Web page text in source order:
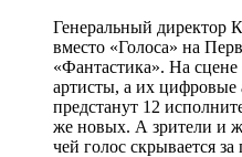
Генеральный директор
вместо «Голоса» на
«Фантастика». На сцене
артисты, а их цифровые
предстанут 12
же новых. А зрители и
чей голос скрывается